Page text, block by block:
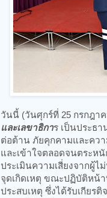
วันนี้ (วันศุกร์ที่ 25 กรกฎาค
และเลขาธิการ เป็นประธ
ต่อต้าน ภัยคุกคามและคว
และเข้าใจตลอดจนตระห
ประเมินความเสี่ยงจากผู้
จุดเกิดเหตุ ขณะปฏิบัติหน้า
ประสบเหตุ ซึ่งได้รับเกียร